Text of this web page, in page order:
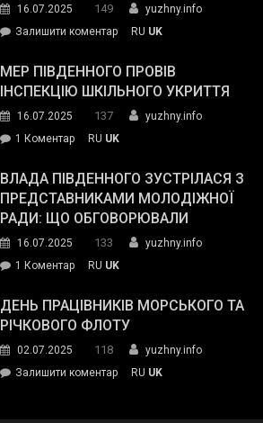
силових
та
органів:
«Наш
спільний
окупанти.
Маємо
діяти
команда
16.07.2025 149
yuzhny.info
Залишити коментарon
ДСНС
власноруч
пожежу
у
RU UK
МЕР ПІВДЕННОГО ПРОВІВ
ІНСПЕКЦІЮ ШКІЛЬНОГО УКРИТТЯ
16.07.2025 137
yuzhny.info
1 Коментардо
Південного
провів
інспекцію
укриття
RU UK
ВЛАДА ПІВДЕННОГО ЗУСТРІЛАСЯ З
ПРЕДСТАВНИКАМИ МОЛОДІЖНОЇ
РАДИ: ЩО ОБГОВОРЮВАЛИ
16.07.2025 133
yuzhny.info
1 Коментардо
Південного
зустрілася
представниками
молодіжної
RU UK
ДЕНЬ ПРАЦІВНИКІВ МОРСЬКОГО ТА
РІЧКОВОГО ФЛОТУ
02.07.2025 118
yuzhny.info
Залишити коментарon
RU UK